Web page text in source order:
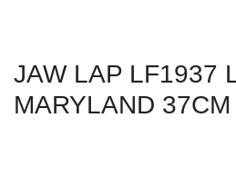
JAW LAP LF1937
MARYLAND